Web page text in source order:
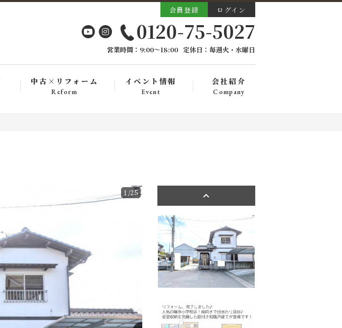
会員登録 ログイン
0120-75-5027
営業時間：9:00〜18:00 定休日：毎週火・水曜日
中古×リフォーム
Reform
イベント情報
Event
会社紹介
Company
1 /25